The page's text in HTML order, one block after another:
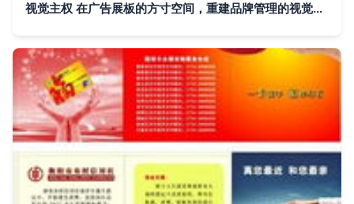
视觉主权 在广告展板的方寸空间，重建品牌管理的视觉力量